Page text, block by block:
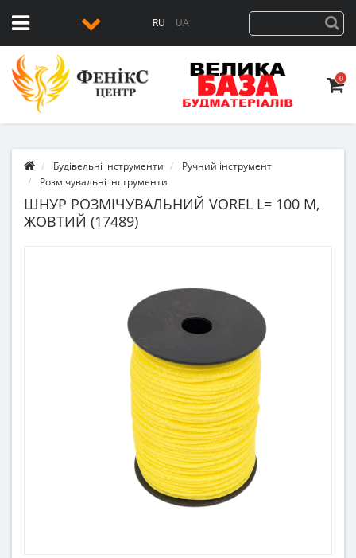
RU UA
0
Будівельні інструменти
Ручний інструмент
Розмічувальні інструменти
ШНУР РОЗМІЧУВАЛЬНИЙ VOREL L= 100 М,
ЖОВТИЙ (17489)